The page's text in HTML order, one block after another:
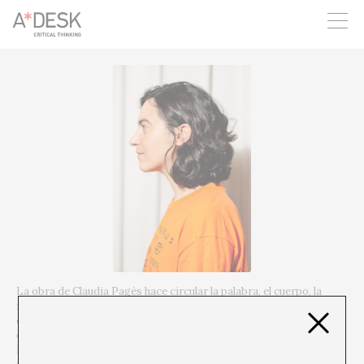
crees también en A*DESK seguimos necesitándote para poder
seguir adelante. Ahora puedes participar del proyecto y
apoyarlo.
La obra de Claudia Pagès hace circular la palabra, el cuerpo, la
música y el movimiento en múltiples direcciones, rastreando la
continuidad de los sistemas de circulación -como la navegación y
el transporte- junto con la lengua y los lenguajeros jurídicos.
Pagès se centra en las «arquitecturas de contención», que